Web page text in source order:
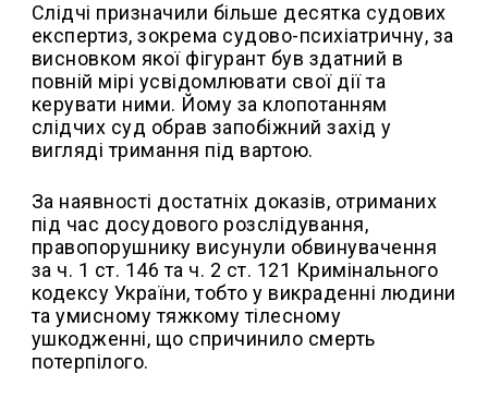
Слідчі призначили більше десятка судових
експертиз, зокрема судово-психіатричну, за
висновком якої фігурант був здатний в
повній мірі усвідомлювати свої дії та
керувати ними. Йому за клопотанням
слідчих суд обрав запобіжний захід у
вигляді тримання під вартою.
За наявності достатніх доказів, отриманих
під час досудового розслідування,
правопорушнику висунули обвинувачення
за ч. 1 ст. 146 та ч. 2 ст. 121 Кримінального
кодексу України, тобто у викраденні людини
та умисному тяжкому тілесному
ушкодженні, що спричинило смерть
потерпілого.